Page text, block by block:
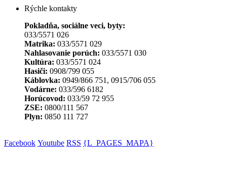
Rýchle kontakty
Pokladňa, sociálne veci, byty:
033/5571 026
Matrika: 033/5571 029
Nahlasovanie porúch: 033/5571 030
Kultúra: 033/5571 024
Hasiči: 0908/799 055
Káblovka: 0949/866 751, 0915/706 055
Vodárne: 033/596 6182
Horúcovod: 033/59 72 955
ZSE: 0800/111 567
Plyn: 0850 111 727
Facebook Youtube RSS {L_PAGES_MAPA}